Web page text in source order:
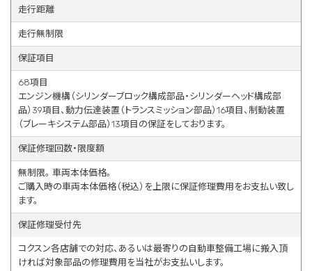
走行距離
走行無制限
保証項目
68項目
エンジン機構（シリンダーブロック構成部品・シリンダーヘッド構成部
品）39項目、動力伝達装置（トランスミッション部品）16項目、制動装置
（ブレーキシステム部品）13項目の保証をしております。
保証修理回数・限度額
無制限。 車両本体価格。
ご購入時の車両本体価格（税込）を上限に保証修理費用をお支払い致し
ます。
保証修理受付先
コクスン各店舗での対応、あるいは最寄りの自動車整備工場に搬入頂
ければ対象部品の修理費用を当社がお支払いします。